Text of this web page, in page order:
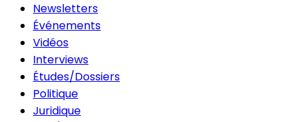
Newsletters
Événements
Vidéos
Interviews
Études/Dossiers
Politique
Juridique